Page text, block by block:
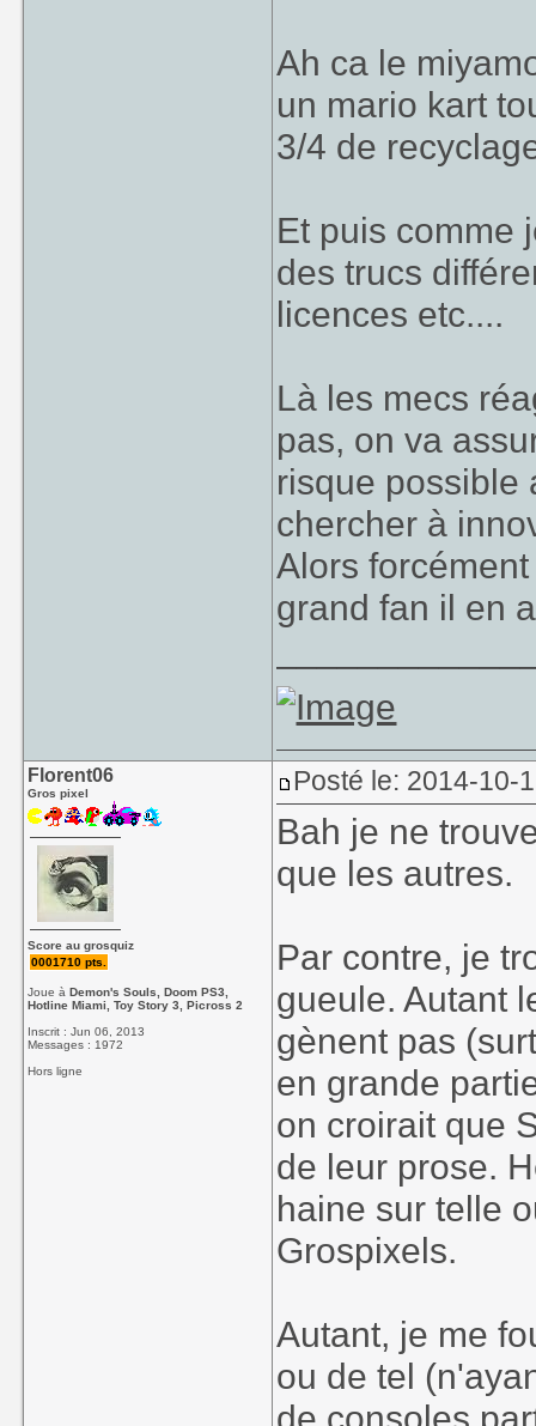
Ah ca le
un mario kart
3/4 de
Et puis comme
des trucs
licences etc....
Là les mecs
pas, on va
risque possible
chercher à
Alors
grand fan il en
Florent06
Gros pixel
Score au grosquiz
0001710 pts.
Joue àDemon's Souls, Doom PS3,
Hotline Miami, Toy Story 3, Picross 2
Inscrit : Jun 06, 2013
Messages : 1972
Hors ligne
Posté le: 2014-10-
Bah je ne
que les autres.
Par contre, je
gueule. Autant
gènent pas
en grande
on croirait que
de leur prose.
haine sur telle
Grospixels.
Autant, je me
ou de tel
de consoles